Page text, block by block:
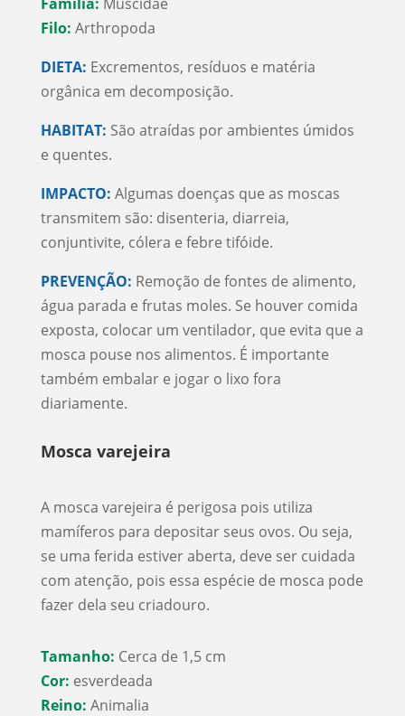
Família: Muscidae
Filo: Arthropoda
DIETA: Excrementos, resíduos e matéria
orgânica em decomposição.
HABITAT: São atraídas por ambientes úmidos
e quentes.
IMPACTO: Algumas doenças que as moscas
transmitem são: disenteria, diarreia,
conjuntivite, cólera e febre tifóide.
PREVENÇÃO: Remoção de fontes de alimento,
água parada e frutas moles. Se houver comida
exposta, colocar um ventilador, que evita que a
mosca pouse nos alimentos. É importante
também embalar e jogar o lixo fora
diariamente.
Mosca varejeira
A mosca varejeira é perigosa pois utiliza
mamíferos para depositar seus ovos. Ou seja,
se uma ferida estiver aberta, deve ser cuidada
com atenção, pois essa espécie de mosca pode
fazer dela seu criadouro.
Tamanho: Cerca de 1,5 cm
Cor: esverdeada
Reino: Animalia